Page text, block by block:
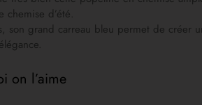
chemise d’été.
son grand carreau bleu permet de créer
on l’aime